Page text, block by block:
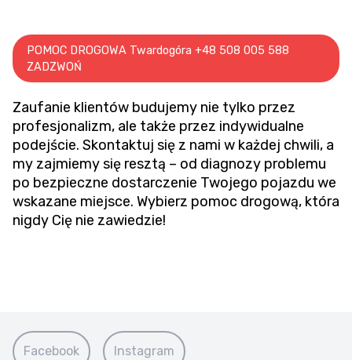
POMOC DROGOWA Twardogóra +48 508 005 588
ZADZWOŃ
Zaufanie klientów budujemy nie tylko przez
profesjonalizm, ale także przez indywidualne
podejście. Skontaktuj się z nami w każdej chwili, a
my zajmiemy się resztą – od diagnozy problemu
po bezpieczne dostarczenie Twojego pojazdu we
wskazane miejsce. Wybierz pomoc drogową, która
nigdy Cię nie zawiedzie!
Facebook Instagram